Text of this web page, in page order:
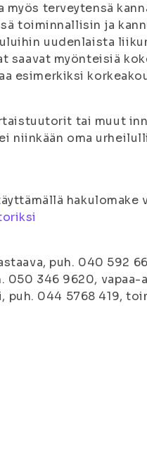
terveytensä
toiminnallisin ja
uudenlaista
myönteisiä
esimerkiksi
tai muut
niinkään oma
hakulomake
puh. 040 592
050 346 9620, vapaa-
044 5768 419,